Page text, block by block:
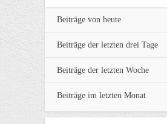
Beiträge von heute
Beiträge der letzten drei Tage
Beiträge der letzten Woche
Beiträge im letzten Monat